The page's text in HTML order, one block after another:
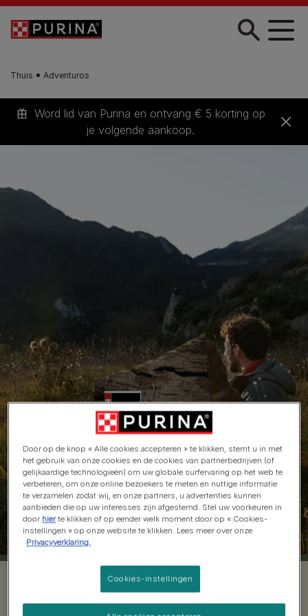
Skip to main content
Thuis Adventuros
Word lid van Purina en ontvang € 5 korting op
je volgende aankoop.
Honden houden van avontuur.​
Door op de knop « Alle cookies accepteren » te klikken, stemt u in met
het gebruik van onze cookies en de cookies van partnerbedrijven (of
gelijkaardige technologieën) om uw globale surfervaring op het web te
verbeteren, om onze online bezoekers te meten en nuttige informatie
te verzamelen zodat wij, en onze partners, u advertenties kunnen
aanbieden die op uw interesses zijn afgestemd. Stel uw voorkeuren in
door hierte klikken of op eender welk moment door op « Cookies-
instellingen » op onze website te klikken. Lees meer over onze
Privacyverklaring.
Cookies-instellingen